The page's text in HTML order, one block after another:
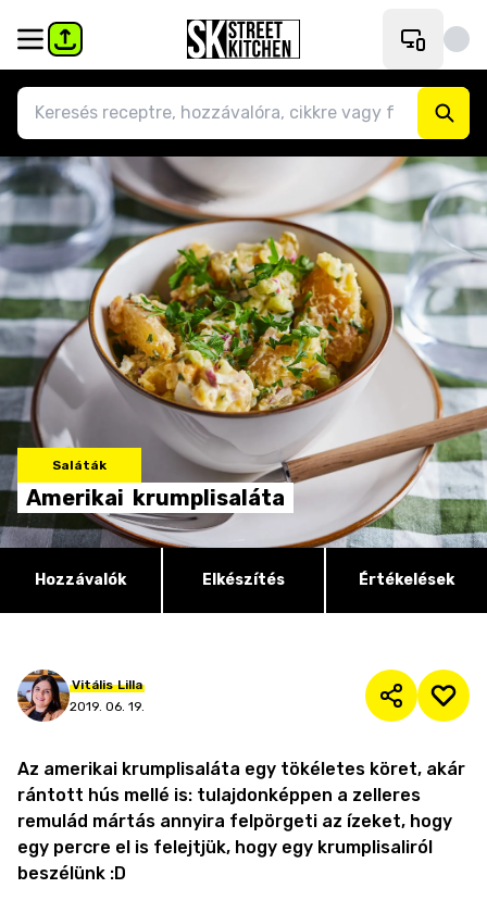
Saláták
Amerikai krumplisaláta
Hozzávalók Elkészítés Értékelések
Vitális Lilla
2019. 06. 19.
Az amerikai krumplisaláta egy tökéletes köret, akár
rántott hús mellé is: tulajdonképpen a zelleres
remulád mártás annyira felpörgeti az ízeket, hogy
egy percre el is felejtjük, hogy egy krumplisaliról
beszélünk :D